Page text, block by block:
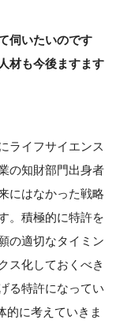
伺いたいのです
材も今後ますます
ライフサイエンス
の知財部門出身者
にはなかった戦略
。積極的に特許を
の適切なタイミン
ス化しておくべき
る特許になってい
的に考えていきま